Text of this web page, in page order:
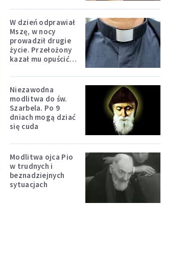
W dzień odprawiał
Mszę, w nocy
prowadził drugie
życie. Przełożony
kazał mu opuścić
Niezawodna
modlitwa do św.
Szarbela. Po 9
dniach mogą dziać
się cuda
Modlitwa ojca Pio
w trudnych i
beznadziejnych
sytuacjach